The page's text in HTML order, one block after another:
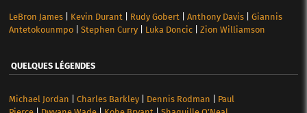
LeBron James| Kevin Durant Rudy Gobert Anthony Davis| Giannis
Antetokounmpo| Stephen Curry| Luka Doncic| Zion Williamson
QUELQUES LÉGENDES
Michael Jordan Charles Barkley| Dennis Rodman
Paul